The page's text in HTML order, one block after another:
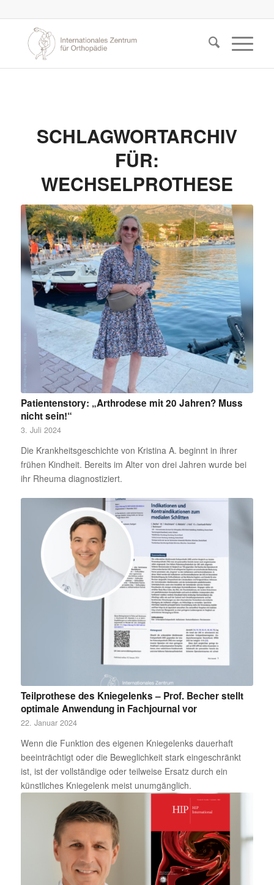
SCHLAGWORTARCHIV
FÜR:
WECHSELPROTHESE
Patientenstory: „Arthrodese mit 20 Jahren? Muss
nicht sein!“
3. Juli 2024
Die Krankheitsgeschichte von Kristina A. beginnt in ihrer
frühen Kindheit. Bereits im Alter von drei Jahren wurde bei
ihr Rheuma diagnostiziert.
Teilprothese des Kniegelenks – Prof. Becher stellt
optimale Anwendung in Fachjournal vor
22. Januar 2024
Wenn die Funktion des eigenen Kniegelenks dauerhaft
beeinträchtigt oder die Beweglichkeit stark eingeschränkt
ist, ist der vollständige oder teilweise Ersatz durch ein
künstliches Kniegelenk meist unumgänglich.